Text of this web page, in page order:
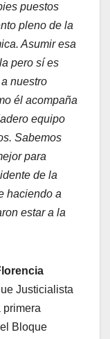
puestos
pleno de la
Asumir esa
pero sí es
nuestro
él acompaña
equipo
Sabemos
para
de la
haciendo a
estar a la
Justicialista
primera
Bloque